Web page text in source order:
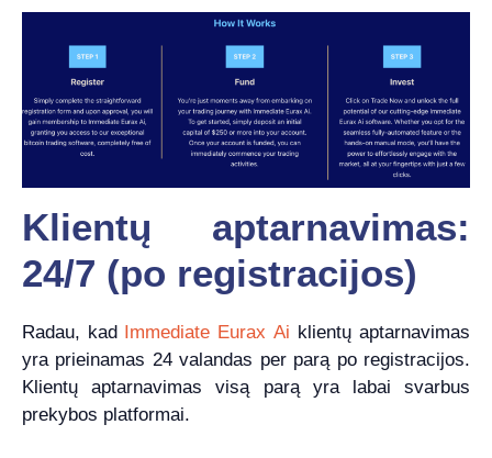
Klientų aptarnavimas:
24/7 (po registracijos)
Radau, kad Immediate Eurax Ai klientų aptarnavimas
yra prieinamas 24 valandas per parą po registracijos.
Klientų aptarnavimas visą parą yra labai svarbus
prekybos platformai.